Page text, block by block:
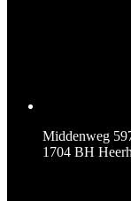
Middenweg
1704 BH